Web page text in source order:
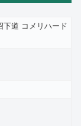
下道 コメリハード